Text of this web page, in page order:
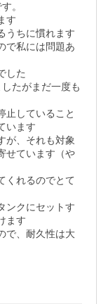
。
す
うちに慣れます
で私には問題あ
した
たがまだ一度も
止していること
います
が、それも対象
せています（や
くれるのでとて
ンクにセットす
ます
で、耐久性は大